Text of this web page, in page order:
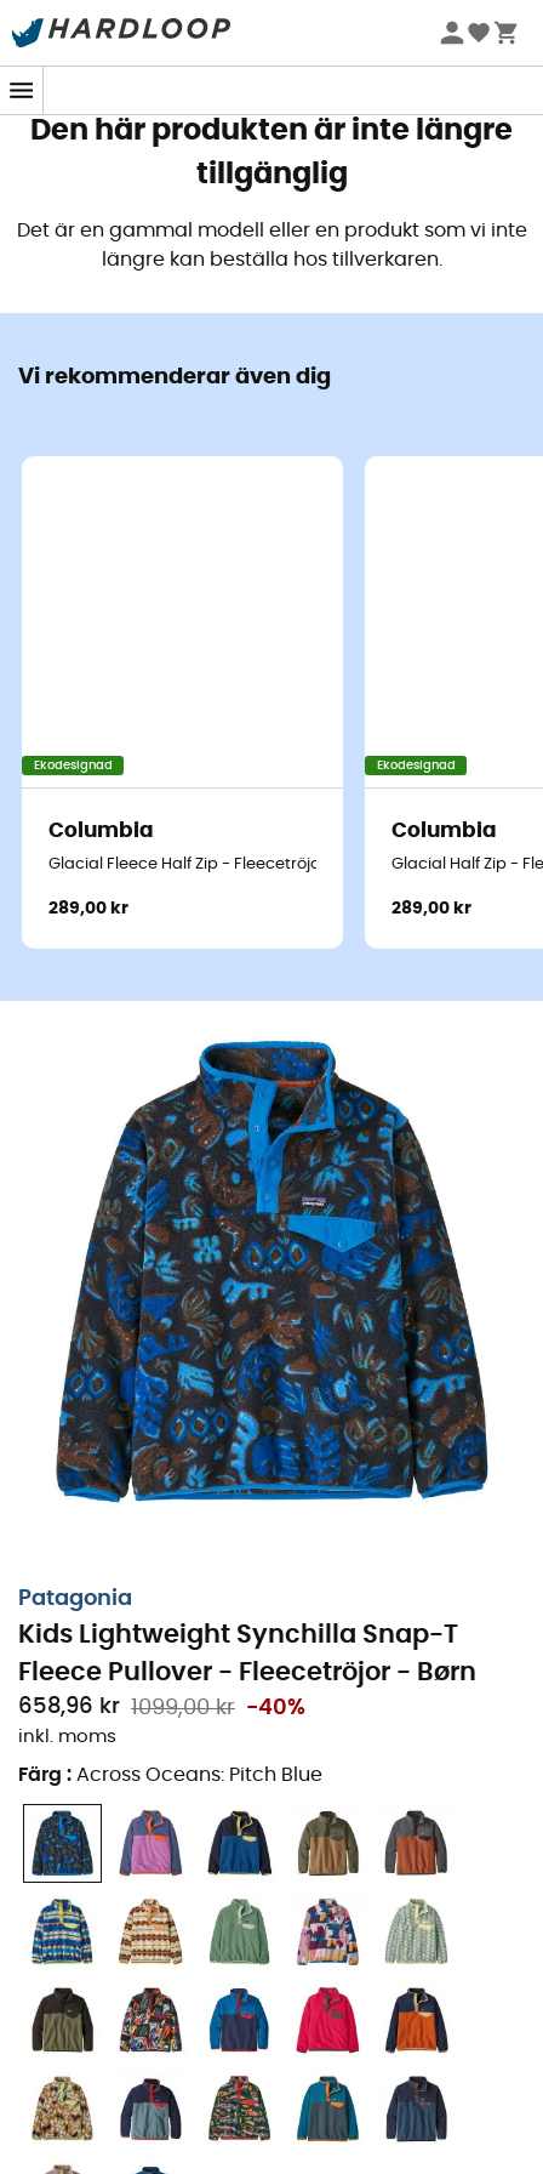
Sommarerbjudanden 🔥 -5 % EXTRA vid köp av 2 produkter*
Den här produkten är inte längre
tillgänglig
Det är en gammal modell eller en produkt som vi inte
längre kan beställa hos tillverkaren.
Vi rekommenderar även dig
Ekodesignad
Columbia
Glacial Fleece Half Zip - Fleecetröjor - Børn
289,00 kr
Ekodesignad
Columbia
Glacial Half Zip -
289,00 kr
Patagonia
Kids Lightweight Synchilla Snap-T
Fleece Pullover - Fleecetröjor - Børn
658,96 kr 1099,00 kr -40%
inkl. moms
Färg : Across Oceans: Pitch Blue
Förbered dina unga äventyrare för de svala dagarna
med fleecetröjanBoys LW Synch Snap-T P/O